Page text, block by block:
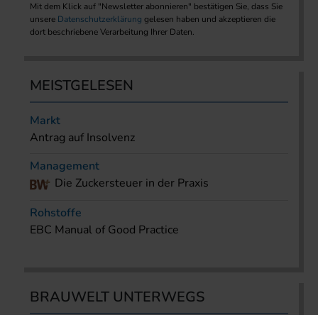
Mit dem Klick auf "Newsletter abonnieren" bestätigen Sie, dass Sie
unsere Datenschutzerklärung gelesen haben und akzeptieren die
dort beschriebene Verarbeitung Ihrer Daten.
MEISTGELESEN
Markt
Antrag auf Insolvenz
Management
Die Zuckersteuer in der Praxis
Rohstoffe
EBC Manual of Good Practice
BRAUWELT UNTERWEGS